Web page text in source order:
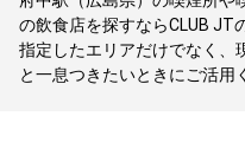
の飲食店を探すならCLUB JT
指定したエリアだけでなく、
と一息つきたいときにご活用